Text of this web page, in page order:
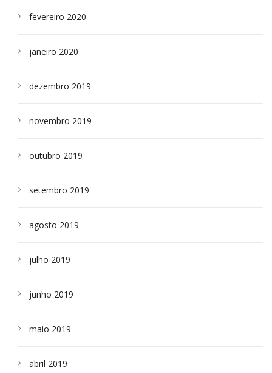
fevereiro 2020
janeiro 2020
dezembro 2019
novembro 2019
outubro 2019
setembro 2019
agosto 2019
julho 2019
junho 2019
maio 2019
abril 2019